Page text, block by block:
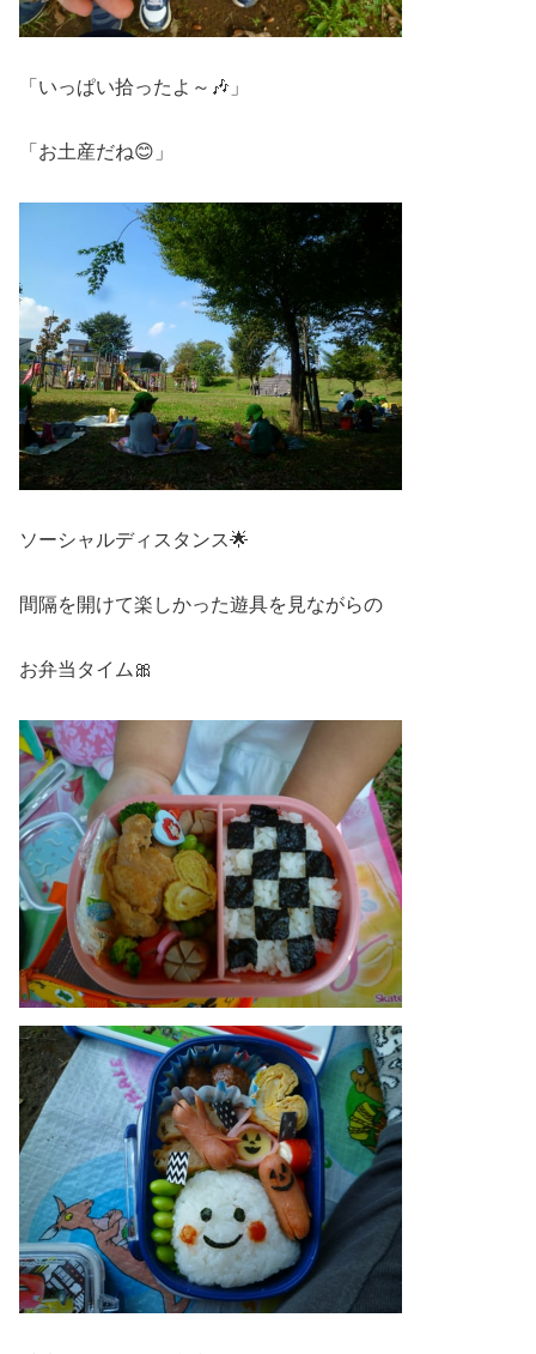
「いっぱい拾ったよ～🎶」
「お土産だね😊」
ソーシャルディスタンス🌟
間隔を開けて楽しかった遊具を見ながらの
お弁当タイム🎀